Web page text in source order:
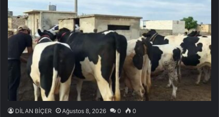
DİLAN BİÇER Ağustos 8, 2026 0 0